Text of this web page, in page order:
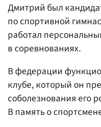
Дмитрий был
по спортивной
работал
в соревнованиях.
В федерации
клубе, который он
соболезнования его
В память о